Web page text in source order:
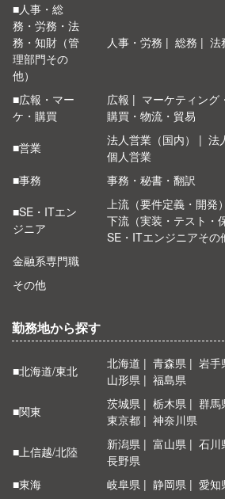
■人事・総
務・労務・法
務・知財（管
理部門その
他）
人事・労務 総務 法
■広報・マー
ケ・購買
広報
マーケティング
購買・物流・貿易
■営業
法人営業（国内）
法
個人営業
■事務
事務・秘書・翻訳
■SE・ITエン
ジニア
上流（要件定義・開発）
下流（実装・テスト・
SE・ITエンジニアその
金融系専門職
その他
勤務地から探す
■北海道/東北 北海道 青森県 岩手
山形県
福島県
■関東
茨城県 栃木県 群馬
東京都
神奈川県
■上信越/北陸
新潟県 富山県 石川
長野県
■東海
岐阜県 静岡県 愛知